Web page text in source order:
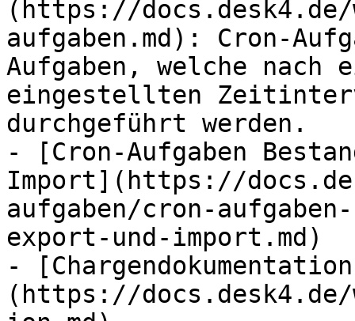
(https://docs.desk4.de/
aufgaben.md): Cron-
Aufgaben, welche nach
eingestellten
durchgeführt werden.
- [Cron-Aufgaben
Import](https://
aufgaben/cron-
export-und-import.md)
-
(https://docs.desk4.de/